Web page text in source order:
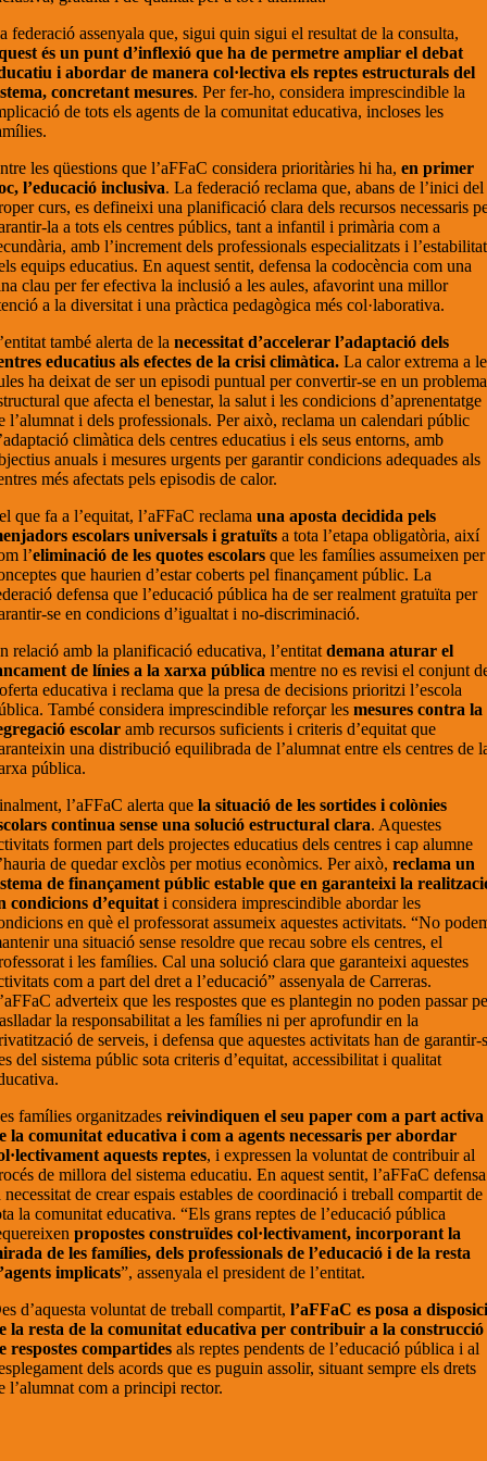
federació assenyala que, sigui quin sigui el resultat de la consulta,
és un punt d’inflexió que ha de permetre ampliar el debat
i abordar de manera col·lectiva els reptes estructurals del
concretant mesures. Per fer-ho, considera imprescindible la
de tots els agents de la comunitat educativa, incloses les
les qüestions que l’aFFaC considera prioritàries hi ha,en primer
l’educació inclusiva. La federació reclama que, abans de l’inici del
curs, es defineixi una planificació clara dels recursos necessaris
la a tots els centres públics, tant a infantil i primària com a
amb l’increment dels professionals especialitzats i l’estabilitat
equips educatius. En aquest sentit, defensa la codocència com una
clau per fer efectiva la inclusió a les aules, afavorint una millor
a la diversitat i una pràctica pedagògica més col·laborativa.
també alerta de lanecessitat d’accelerar l’adaptació dels
educatius als efectes de la crisi climàtica. La calor extrema a
ha deixat de ser un episodi puntual per convertir-se en un problema
que afecta el benestar, la salut i les condicions d’aprenentatge
l’alumnat i dels professionals. Per això, reclama un calendari públic
climàtica dels centres educatius i els seus entorns, amb
anuals i mesures urgents per garantir condicions adequades als
més afectats pels episodis de calor.
que fa a l’equitat, l’aFFaC reclamauna aposta decidida pels
escolars universals i gratuïts a tota l’etapa obligatòria, així
l’eliminació de les quotes escolarsque les famílies assumeixen per
que haurien d’estar coberts pel finançament públic. La
defensa que l’educació pública ha de ser realment gratuïta per
se en condicions d’igualtat i no-discriminació.
relació amb la planificació educativa, l’entitatdemana aturar el
de línies a la xarxa públicamentre no es revisi el conjunt
educativa i reclama que la presa de decisions prioritzi l’escola
També considera imprescindible reforçar lesmesures contra la
escolar amb recursos suficients i criteris d’equitat que
una distribució equilibrada de l’alumnat entre els centres de
pública.
l’aFFaC alerta quela situació de les sortides i colònies
continua sense una solució estructural clara. Aquestes
formen part dels projectes educatius dels centres i cap alumne
de quedar exclòs per motius econòmics. Per això,reclama un
de finançament públic estable que en garanteixi la
condicions d’equitat i considera imprescindible abordar les
en què el professorat assumeix aquestes activitats. “No
una situació sense resoldre que recau sobre els centres, el
i les famílies. Cal una solució clara que garanteixi aquestes
com a part del dret a l’educació” assenyala de Carreras.
adverteix que les respostes que es plantegin no poden passar
la responsabilitat a les famílies ni per aprofundir en la
de serveis, i defensa que aquestes activitats han de garantir-
del sistema públic sota criteris d’equitat, accessibilitat i qualitat
famílies organitzadesreivindiquen el seu paper com a part activa
la comunitat educativa i com a agents necessaris per abordar
aquests reptes, i expressen la voluntat de contribuir al
de millora del sistema educatiu. En aquest sentit, l’aFFaC defensa
necessitat de crear espais estables de coordinació i treball compartit de
la comunitat educativa. “Els grans reptes de l’educació pública
propostes construïdes col·lectivament, incorporant la
de les famílies, dels professionals de l’educació i de la resta
implicats”, assenyala el president de l’entitat.
d’aquesta voluntat de treball compartit, l’aFFaC es posa a
la resta de la comunitat educativa per contribuir a la construcció
respostes compartidesals reptes pendents de l’educació pública i al
dels acords que es puguin assolir, situant sempre els drets
l’alumnat com a principi rector.